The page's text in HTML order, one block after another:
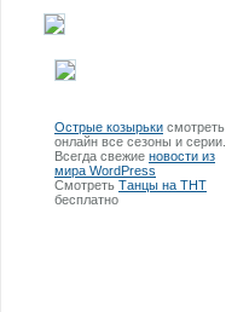
Острые козырьки смотреть
онлайн все сезоны и серии.
Всегда свежие новости из
мира WordPress
Смотреть Танцы на ТНТ
бесплатно